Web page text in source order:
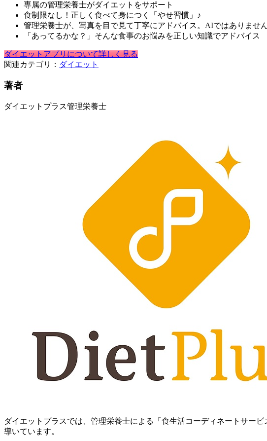
専属の管理栄養士がダイエットをサポート
食制限なし！正しく食べて身につく「やせ習慣」♪
管理栄養士が、写真を目で見て丁寧にアドバイス。AIではありません
「あってるかな？」そんな食事のお悩みを正しい知識でアドバイス
ダイエットアプリについて詳しく見る
関連カテゴリ： ダイエット
著者
ダイエットプラス管理栄養士
ダイエットプラスでは、管理栄養士による「食生活コーディネートサー
導いています。